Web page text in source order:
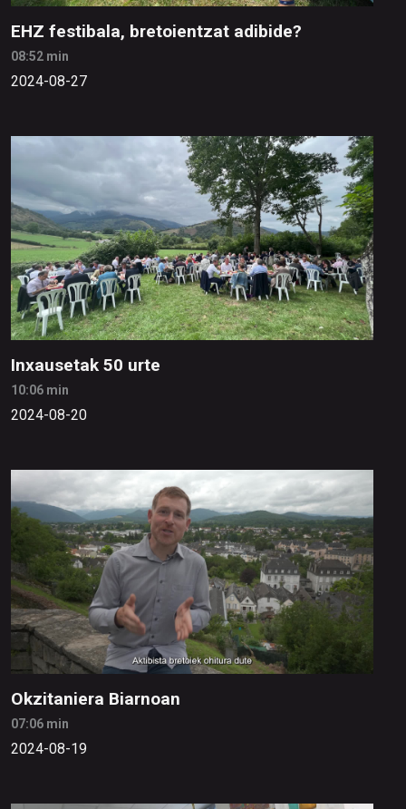
EHZ festibala, bretoientzat adibide?
08:52 min
2024-08-27
Inxausetak 50 urte
10:06 min
2024-08-20
Okzitaniera Biarnoan
07:06 min
2024-08-19